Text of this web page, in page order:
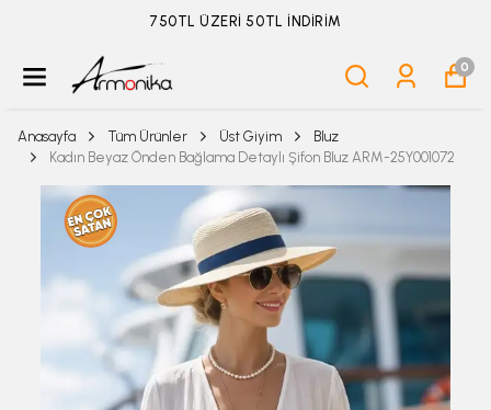
ÜYELİKSİZ SİPARİŞ İADE TALEBİ İÇİN TIKLA
0
Anasayfa Tüm Ürünler Üst Giyim
Bluz
Kadın Beyaz Önden Bağlama Detaylı Şifon Bluz ARM-25Y001072